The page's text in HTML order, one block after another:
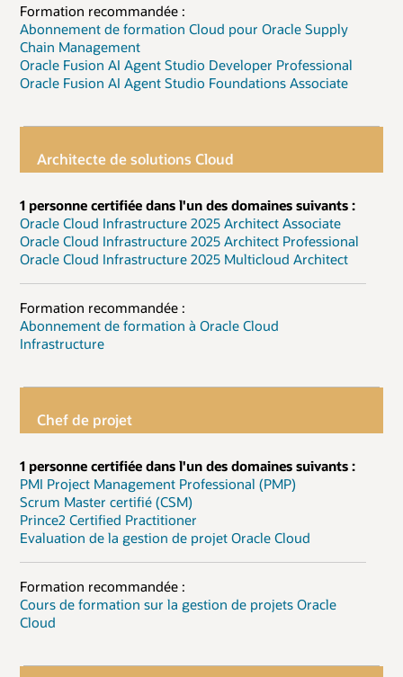
Formation recommandée :
Abonnement de formation Cloud pour Oracle Supply
Chain Management
Oracle Fusion AI Agent Studio Developer Professional
Oracle Fusion AI Agent Studio Foundations Associate
Architecte de solutions Cloud
1 personne certifiée dans l'un des domaines suivants :
Oracle Cloud Infrastructure 2025 Architect Associate
Oracle Cloud Infrastructure 2025 Architect Professional
Oracle Cloud Infrastructure 2025 Multicloud Architect
Formation recommandée :
Abonnement de formation à Oracle Cloud
Infrastructure
Chef de projet
1 personne certifiée dans l'un des domaines suivants :
PMI Project Management Professional (PMP)
Scrum Master certifié (CSM)
Prince2 Certified Practitioner
Evaluation de la gestion de projet Oracle Cloud
Formation recommandée :
Cours de formation sur la gestion de projets Oracle
Cloud